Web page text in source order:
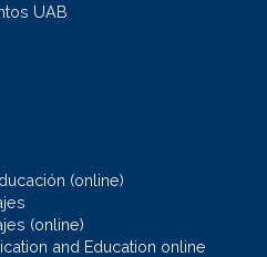
UAB
(online)
(online)
and Education online